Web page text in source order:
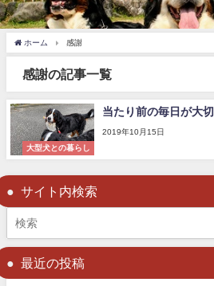
ホーム 感謝
感謝の記事一覧
大型犬との暮らし
当たり前の毎日が大切
2019年10月15日
サイト内検索
最近の投稿